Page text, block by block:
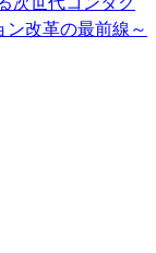
改革の最前線～